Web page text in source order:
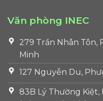
Văn phòng INEC
279 Trần Nhân Tôn,
Minh
127 Nguyễn Du,
83B Lý Thường Kiệt,